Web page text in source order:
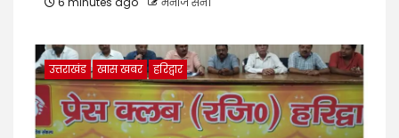
उत्तराखंड खास खबर हरिद्वार